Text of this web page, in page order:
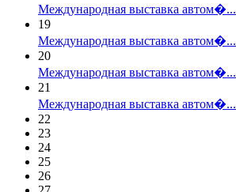
Международная выставка автом�...
19
Международная выставка автом�...
20
Международная выставка автом�...
21
Международная выставка автом�...
22
23
24
25
26